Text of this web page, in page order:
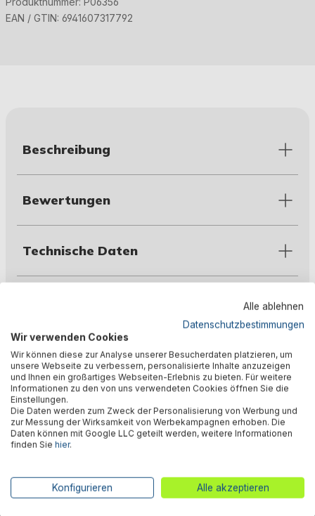
EAN / GTIN: 6941607317792
Beschreibung
Bewertungen
Technische Daten
Herstellerinformation
🎉 Jetzt den Newsletter
abonnieren & 5% Rabatt
sichern!
Alle ablehnen
Datenschutzbestimmungen
Wir verwenden Cookies
Wir können diese zur Analyse unserer Besucherdaten platzieren, um
unsere Webseite zu verbessern, personalisierte Inhalte anzuzeigen
und Ihnen ein großartiges Webseiten-Erlebnis zu bieten. Für weitere
Informationen zu den von uns verwendeten Cookies öffnen Sie die
Einstellungen.
Die Daten werden zum Zweck der Personalisierung von Werbung und
zur Messung der Wirksamkeit von Werbekampagnen erhoben. Die
Daten können mit Google LLC geteilt werden, weitere Informationen
finden Sie hier.
Konfigurieren Alle akzeptieren